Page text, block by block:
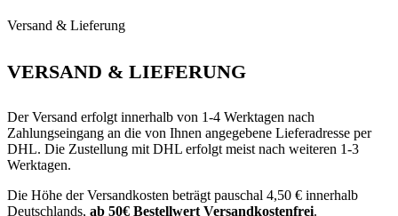
Versand & Lieferung
VERSAND & LIEFERUNG
Der Versand erfolgt innerhalb von 1-4 Werktagen nach
Zahlungseingang an die von Ihnen angegebene Lieferadresse per
DHL. Die Zustellung mit DHL erfolgt meist nach weiteren 1-3
Werktagen.
Die Höhe der Versandkosten beträgt pauschal 4,50 € innerhalb
Deutschlands, ab 50€ Bestellwert Versandkostenfrei.